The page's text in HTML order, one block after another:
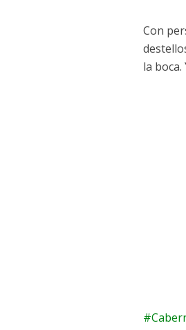
Con
la boca.